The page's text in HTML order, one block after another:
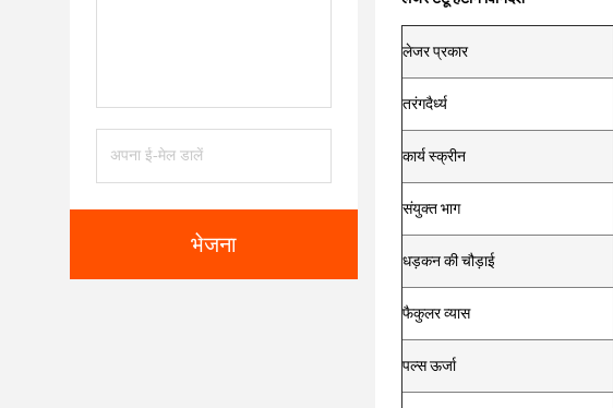
भेजना
लेजर प्रकार
तरंगदैर्ध्य
कार्य स्क्रीन
संयुक्त भाग
धड़कन की चौड़ाई
फैकुलर व्यास
पल्स ऊर्जा